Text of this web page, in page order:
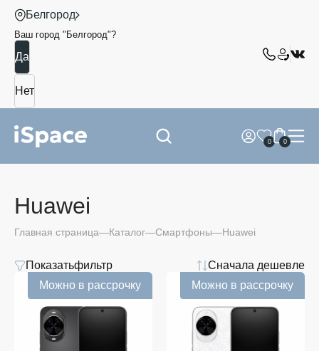
Белгород
Ваш город " Белгород"?
0 0
Huawei
Главная страница Каталог Смартфоны Huawei
Показатьфильтр Сначала дешевле
Huawei
Mate
X6
Huawei
Можно в рассрочку Можно в рассрочку